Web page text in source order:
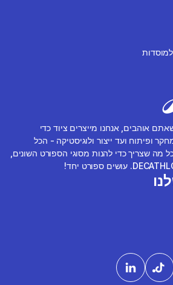
אוהבים, אנחנו מייצרים ציוד כדי
ופיתוח ועד ייצור ולוגיסטיקה - הכל
מה שצריך כדי להנות מסוגי הספורט השונים,